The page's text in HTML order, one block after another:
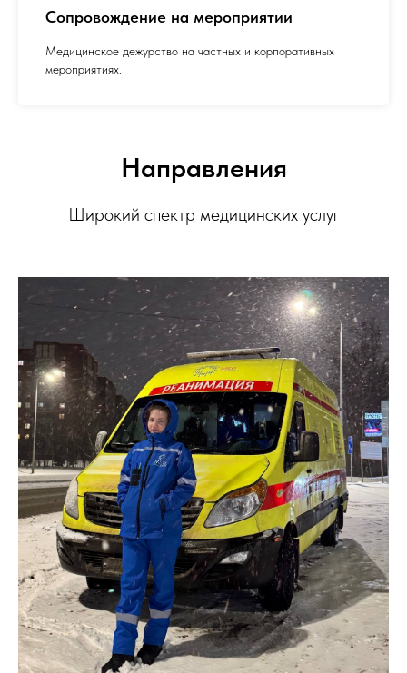
Сопровождение на мероприятии
Медицинское дежурство на частных и корпоративных
мероприятиях.
Направления
Широкий спектр медицинских услуг